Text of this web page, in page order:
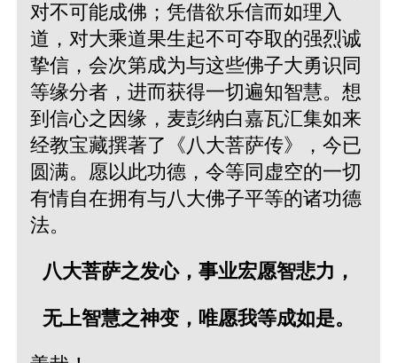
对不可能成佛；凭借欲乐信而如理入
道，对大乘道果生起不可夺取的强烈诚
挚信，会次第成为与这些佛子大勇识同
等缘分者，进而获得一切遍知智慧。想
到信心之因缘，麦彭纳白嘉瓦汇集如来
经教宝藏撰著了《八大菩萨传》，今已
圆满。愿以此功德，令等同虚空的一切
有情自在拥有与八大佛子平等的诸功德
法。
八大菩萨之发心，事业宏愿智悲力，
无上智慧之神变，唯愿我等成如是。